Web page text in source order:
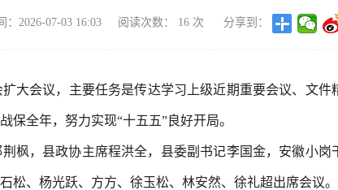
：2026-07-03 16:03 阅读次数： 16 次 分享到：
大会议，主要任务是传达学习上级近期重要会议、文件
全年，努力实现“十五五”良好开局。
枫，县政协主席程洪全，县委副书记李国金，安徽小
、杨光跃、方方、徐玉松、林安然、徐礼超出席会议。